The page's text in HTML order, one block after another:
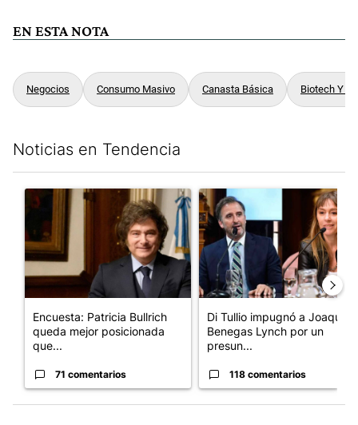
EN ESTA NOTA
Negocios Consumo Masivo Canasta Básica Biotech Y
Noticias en Tendencia
Un artículo de tendencia con el título "Encuesta: Patricia
Encuesta: Patricia Bullrich
queda mejor posicionada
que...
71 comentarios
Un artículo de tendencia con
Di Tullio impugnó a Joaquín
Benegas Lynch por un
presun...
118 comentarios